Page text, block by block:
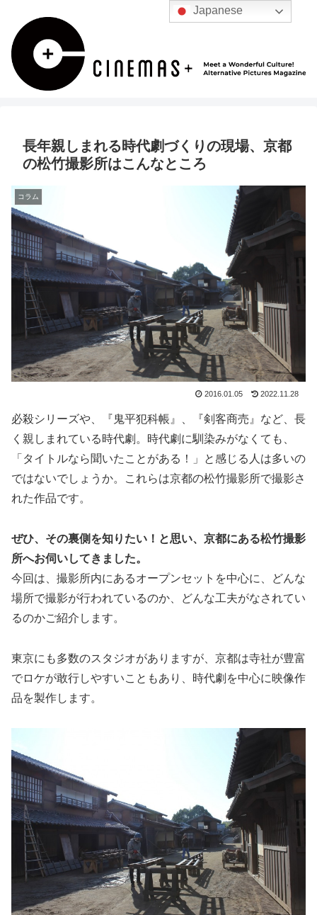
長年親しまれる時代劇づくりの現場、京都
の松竹撮影所はこんなところ
コラム
2016.01.05 2022.11.28
必殺シリーズや、『鬼平犯科帳』、『剣客商売』など、長
く親しまれている時代劇。時代劇に馴染みがなくても、
「タイトルなら聞いたことがある！」と感じる人は多いの
ではないでしょうか。これらは京都の松竹撮影所で撮影さ
れた作品です。
ぜひ、その裏側を知りたい！と思い、京都にある松竹撮影
所へお伺いしてきました。
今回は、撮影所内にあるオープンセットを中心に、どんな
場所で撮影が行われているのか、どんな工夫がなされてい
るのかご紹介します。
東京にも多数のスタジオがありますが、京都は寺社が豊富
でロケが敢行しやすいこともあり、時代劇を中心に映像作
品を製作します。
Japanese